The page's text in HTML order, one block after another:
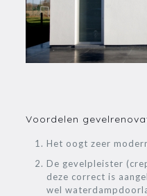
Voordelen
Het oogt zeer
De gevelpleister
deze correct is
wel